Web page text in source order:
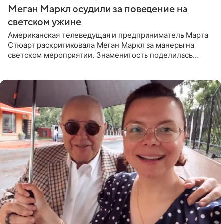
Меган Маркл осудили за поведение на
светском ужине
Американская телеведущая и предприниматель Марта
Стюарт раскритиковала Меган Маркл за манеры на
светском мероприятии. Знаменитость поделилась